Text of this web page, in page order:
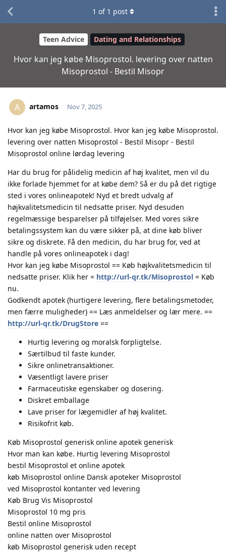
Teen Advice Dating and Relationships
Hvor kan jeg købe Misoprostol. levering over natten
Misoprostol - Bestil Misopr
1 of 1 post
A artamos Nov 7, 2025
Hvor kan jeg købe Misoprostol. Hvor kan jeg købe Misoprostol.
levering over natten Misoprostol - Bestil Misopr - Bestil
Misoprostol online lørdag levering
Har du brug for pålidelig medicin af høj kvalitet, men vil du
ikke forlade hjemmet for at købe dem? Så er du på det rigtige
sted i vores onlineapotek! Nyd et bredt udvalg af
højkvalitetsmedicin til nedsatte priser. Nyd desuden
regelmæssige besparelser på tilføjelser. Med vores sikre
betalingssystem kan du være sikker på, at dine køb bliver
sikre og diskrete. Få den medicin, du har brug for, ved at
handle på vores onlineapotek i dag!
Hvor kan jeg købe Misoprostol == Køb højkvalitetsmedicin til
nedsatte priser. Klik her = http://url-qr.tk/Misoprostol = Køb
nu.
Godkendt apotek (hurtigere levering, flere betalingsmetoder,
men færre muligheder) == Læs anmeldelser og lær mere. ==
http://url-qr.tk/DrugStore ==
Hurtig levering og moralsk forpligtelse.
Særtilbud til faste kunder.
Sikre onlinetransaktioner.
Væsentligt lavere priser
Farmaceutiske egenskaber og dosering.
Diskret emballage
Lave priser for lægemidler af høj kvalitet.
Risikofrit køb.
Køb Misoprostol generisk online apotek generisk
Hvor man kan købe. Hurtig levering Misoprostol
bestil Misoprostol et online apotek
køb Misoprostol online Dansk apoteker Misoprostol
ved Misoprostol kontanter ved levering
Køb Brug Vis Misoprostol
Misoprostol 10 mg pris
Bestil online Misoprostol
online natten over Misoprostol
køb Misoprostol generisk uden recept